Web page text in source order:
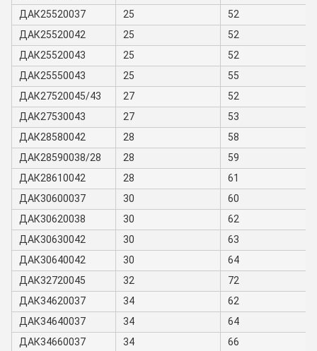
ДАК25520037
25
52
ДАК25520042
25
52
ДАК25520043
25
52
ДАК25550043
25
55
ДАК27520045/43
27
52
ДАК27530043
27
53
ДАК28580042
28
58
ДАК28590038/28
28
59
ДАК28610042
28
61
ДАК30600037
30
60
ДАК30620038
30
62
ДАК30630042
30
63
ДАК30640042
30
64
ДАК32720045
32
72
ДАК34620037
34
62
ДАК34640037
34
64
ДАК34660037
34
66